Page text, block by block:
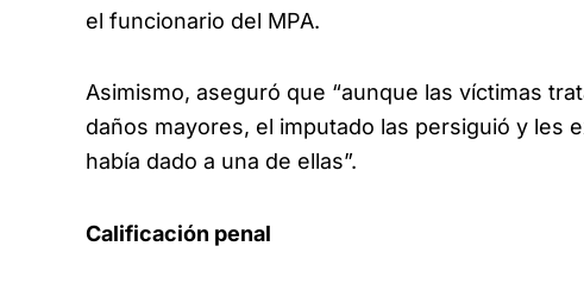
el funcionario del MPA.
Asimismo, aseguró que “aunque las víctimas
daños mayores, el imputado las persiguió y les
había dado a una de ellas”.
Calificación penal